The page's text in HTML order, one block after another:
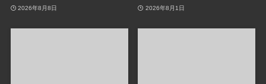
2026年8月8日 2026年8月1日